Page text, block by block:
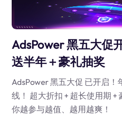
AdsPower 黑五大促
送半年＋豪礼抽奖
AdsPower 黑五大促 已开启！
线！ 超大折扣 + 超长使用期 +
你越参与越值、越用越爽！